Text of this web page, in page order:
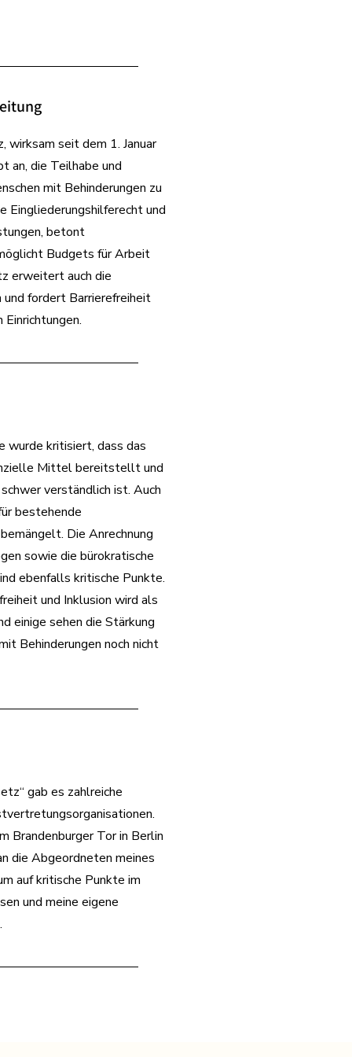
wirksam seit dem 1. Januar
an, die Teilhabe und
mit Behinderungen zu
Eingliederungshilferecht und
betont
Budgets für Arbeit
erweitert auch die
fordert Barrierefreiheit
wurde kritisiert, dass das
Mittel bereitstellt und
verständlich ist. Auch
bestehende
Die Anrechnung
sowie die bürokratische
ebenfalls kritische Punkte.
und Inklusion wird als
einige sehen die Stärkung
Behinderungen noch nicht
gab es zahlreiche
Brandenburger Tor in Berlin
die Abgeordneten meines
auf kritische Punkte im
und meine eigene